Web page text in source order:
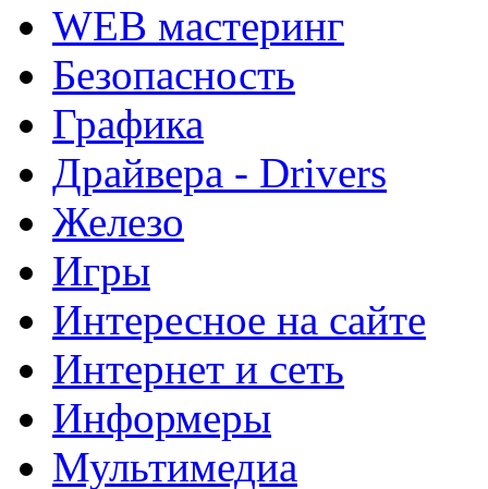
WEB мастеринг
Безопасность
Графика
Драйвера - Drivers
Железо
Игры
Интересное на сайте
Интернет и сеть
Информеры
Мультимедиа